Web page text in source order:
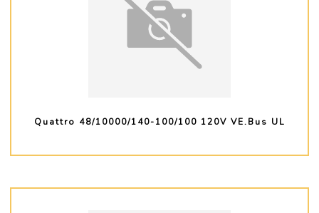
Quattro 48/10000/140-100/100 120V VE.Bus UL